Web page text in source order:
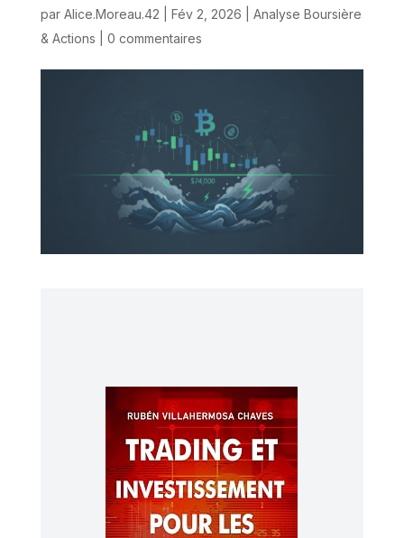
par Alice.Moreau.42 Fév 2, 2026
Analyse Boursière
& Actions
0 commentaires